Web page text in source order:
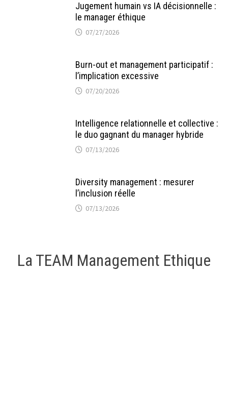
Jugement humain vs IA décisionnelle :
le manager éthique
07/27/2026
Burn-out et management participatif :
l’implication excessive
07/20/2026
Intelligence relationnelle et collective :
le duo gagnant du manager hybride
07/13/2026
Diversity management : mesurer
l’inclusion réelle
07/13/2026
La TEAM Management Ethique